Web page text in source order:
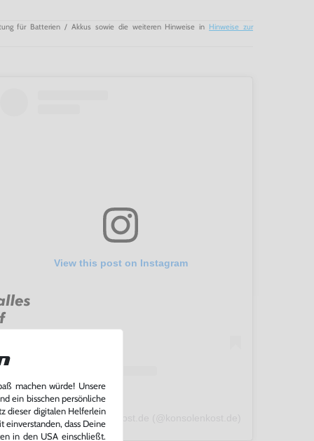
für Batterien / Akkus sowie die weiteren Hinweise in Hinweise zur
View this post on Instagram
A post shared by konsolenkost.de (@konsolenkost.de)
machen würde! Unsere
ein bisschen persönliche
dieser digitalen Helferlein
einverstanden, dass Deine
in den USA einschließt.